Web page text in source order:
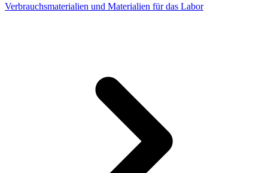
Verbrauchsmaterialien und Materialien für das Labor